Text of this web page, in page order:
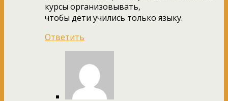
курсы организовывать,
чтобы дети учились только языку.
Ответить